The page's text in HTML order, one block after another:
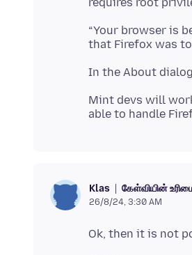
“Your browser is
Mint devs will
Klas கேள்வியின்
26/8/24, 3:30 AM